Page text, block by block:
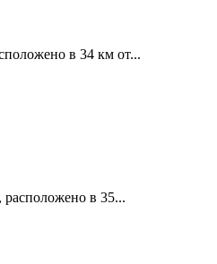
в 34 км от...
в 35...